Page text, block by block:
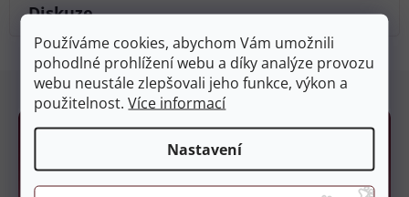
Používáme cookies, abychom Vám umožnili
pohodlné prohlížení webu a díky analýze provozu
webu neustále zlepšovali jeho funkce, výkon a
použitelnost.Více informací
Nastavení
Diskuze